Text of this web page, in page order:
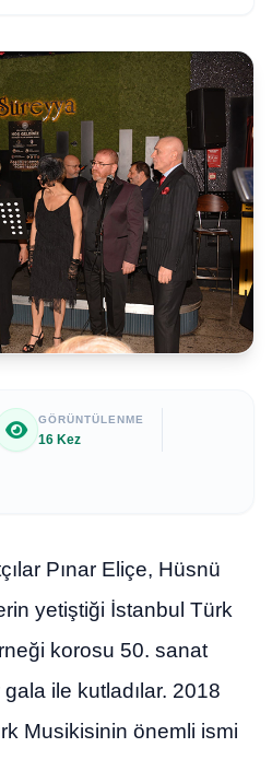
GÖRÜNTÜLENME
16 Kez
Pınar Eliçe, Hüsnü
yetiştiği İstanbul Türk
korosu 50. sanat
gala ile kutladılar. 2018
Musikisinin önemli ismi